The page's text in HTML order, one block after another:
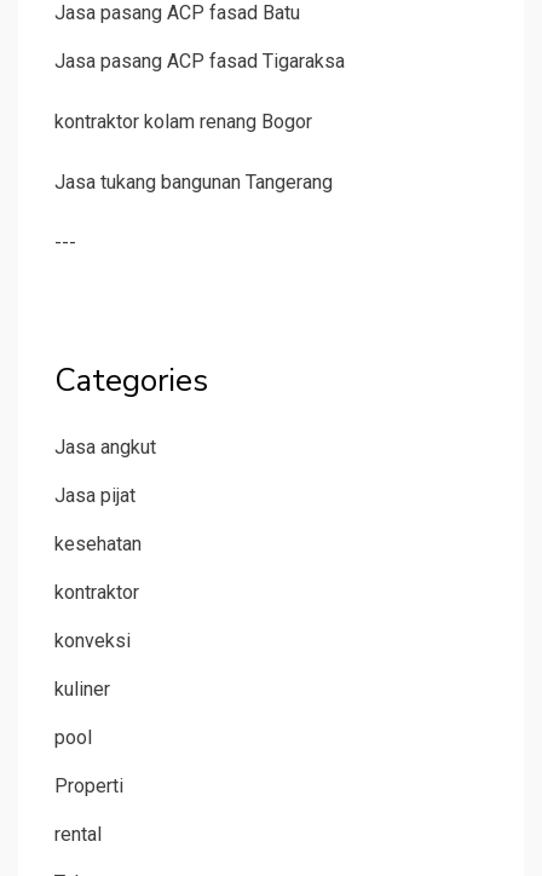
Jasa pasang ACP fasad Batu
Jasa pasang ACP fasad Tigaraksa
kontraktor kolam renang Bogor
Jasa tukang bangunan Tangerang
---
Categories
Jasa angkut
Jasa pijat
kesehatan
kontraktor
konveksi
kuliner
pool
Properti
rental